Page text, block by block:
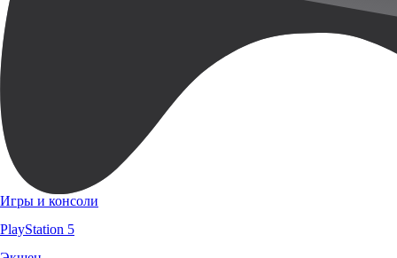
Игры и консоли
PlayStation 5